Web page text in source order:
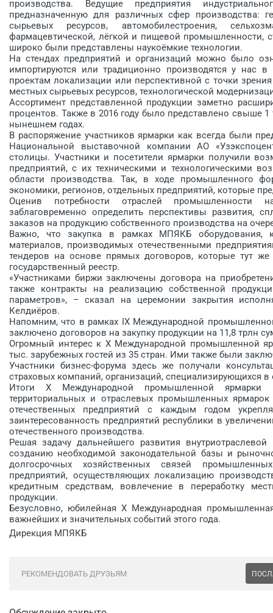
производства. Ведущие предприятия
предназначенную для различных сфер производства:
сырьевых ресурсов, автомобилестроения,
фармацевтической, лёгкой и пищевой промышленности,
широко были представлены наукоёмкие технологии.
На стендах предприятий и организаций можно было
импортируются или традиционно производятся у нас
проектам локализации или перспективной с точки
местных сырьевых ресурсов, технологической
Ассортимент представленной продукции заметно
процентов. Также в 2016 году было представлено
нынешнем годах.
В распоряжение участников ярмарки как всегда были
Национальной выставочной компании АО
столицы. Участники и посетители ярмарки получили
предприятий, с их техническими и технологическими
области производства. Так, в ходе промышленного
экономики, регионов, отдельных предприятий, которые
Оценив потребности отраслей промышленности
заблаговременно определить перспективы развития,
заказов на продукцию собственного производства на
Важно, что закупка в рамках МПЯКБ оборудования,
материалов, производимых отечественными
тендеров на основе прямых договоров, которые тут
государственный реестр.
«Участниками биржи заключены договора на
также контракты на реализацию собственной
параметров», – сказал на церемонии закрытия
Келдиёров.
Напомним, что в рамках IX Международной
заключено договоров на закупку продукции на 11,8 трлн
Огромный интерес к X Международной промышленной
тыс. зарубежных гостей из 35 стран. Ими также были
Участники бизнес-форума здесь же получали
страховых компаний, организаций, специализирующихся в
Итоги X Международной промышленной ярмарки
территориальных и отраслевых промышленных
отечественных предприятий с каждым годом
заинтересованность предприятий республики в
отечественного производства.
Решая задачу дальнейшего развития
созданию необходимой законодательной базы и
долгосрочных хозяйственных связей
предприятий, осуществляющих локализацию
кредитным средствам, вовлечение в переработку
продукции.
Безусловно, юбилейная Х Международная
важнейших и значительных событий этого года.
Дирекция МПЯКБ
РЕКОМЕНДОВАТЬ ДРУЗЬЯМ